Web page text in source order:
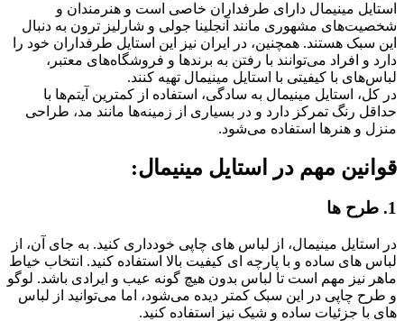
استایل مینیمال دارای طرفداران خاصی است و هنرمندان و
شخصیت‌های مشهوری مانند آنجلینا جولی و شارلیز ترون به دنبال
این سبک هستند. همچنین، در ایران نیز این استایل طرفداران خود را
دارد و افراد می‌توانند با رفتن به برندها و فروشگاه‌های معتبر،
لباس‌های با کیفیتی با استایل مینیمال تهیه کنند.
در کل، استایل مینیمال به سادگی، استفاده از کمترین آیتم‌ها با
حداقل رنگ تمرکز دارد و در بسیاری از زمینه‌ها مانند مد، طراحی
منزل و هنرها استفاده می‌شود.
قوانین مهم در استایل مینیمال:
1. طرح ها
در استایل مینیمال، از لباس های چاپی خودداری کنید. به جای آن، از
لباس های ساده و با پارچه ای کیفیت بالا استفاده کنید. انتخاب خیاط
ماهر نیز مهم است تا لباس بدون هیچ گونه عیب و ایرادی باشد. لوگو
و طرح چاپی در این سبک کمتر دیده می‌شود، اما می‌توانید از لباس
های با جزئیات ساده و شیک نیز استفاده کنید.